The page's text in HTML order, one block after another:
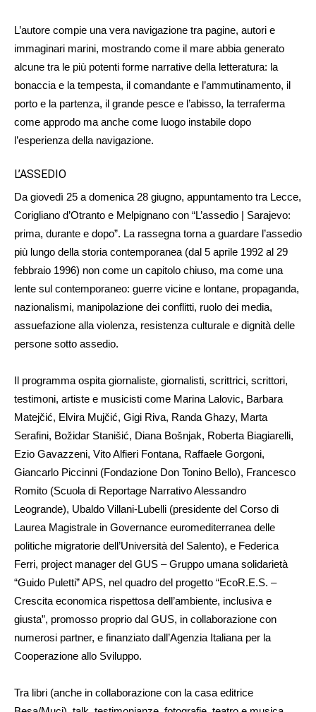
L’autore compie una vera navigazione tra pagine, autori e
immaginari marini, mostrando come il mare abbia generato
alcune tra le più potenti forme narrative della letteratura: la
bonaccia e la tempesta, il comandante e l’ammutinamento, il
porto e la partenza, il grande pesce e l’abisso, la terraferma
come approdo ma anche come luogo instabile dopo
l’esperienza della navigazione.
L’ASSEDIO
Da giovedì 25 a domenica 28 giugno, appuntamento tra Lecce,
Corigliano d’Otranto e Melpignano con “L’assedio | Sarajevo:
prima, durante e dopo”. La rassegna torna a guardare l’assedio
più lungo della storia contemporanea (dal 5 aprile 1992 al 29
febbraio 1996) non come un capitolo chiuso, ma come una
lente sul contemporaneo: guerre vicine e lontane, propaganda,
nazionalismi, manipolazione dei conflitti, ruolo dei media,
assuefazione alla violenza, resistenza culturale e dignità delle
persone sotto assedio.
Il programma ospita giornaliste, giornalisti, scrittrici, scrittori,
testimoni, artiste e musicisti come Marina Lalovic, Barbara
Matejčić, Elvira Mujčić, Gigi Riva, Randa Ghazy, Marta
Serafini, Božidar Stanišić, Diana Bošnjak, Roberta Biagiarelli,
Ezio Gavazzeni, Vito Alfieri Fontana, Raffaele Gorgoni,
Giancarlo Piccinni (Fondazione Don Tonino Bello), Francesco
Romito (Scuola di Reportage Narrativo Alessandro
Leogrande), Ubaldo Villani-Lubelli (presidente del Corso di
Laurea Magistrale in Governance euromediterranea delle
politiche migratorie dell’Università del Salento), e Federica
Ferri, project manager del GUS – Gruppo umana solidarietà
“Guido Puletti” APS, nel quadro del progetto “EcoR.E.S. –
Crescita economica rispettosa dell’ambiente, inclusiva e
giusta”, promosso proprio dal GUS, in collaborazione con
numerosi partner, e finanziato dall’Agenzia Italiana per la
Cooperazione allo Sviluppo.
Tra libri (anche in collaborazione con la casa editrice